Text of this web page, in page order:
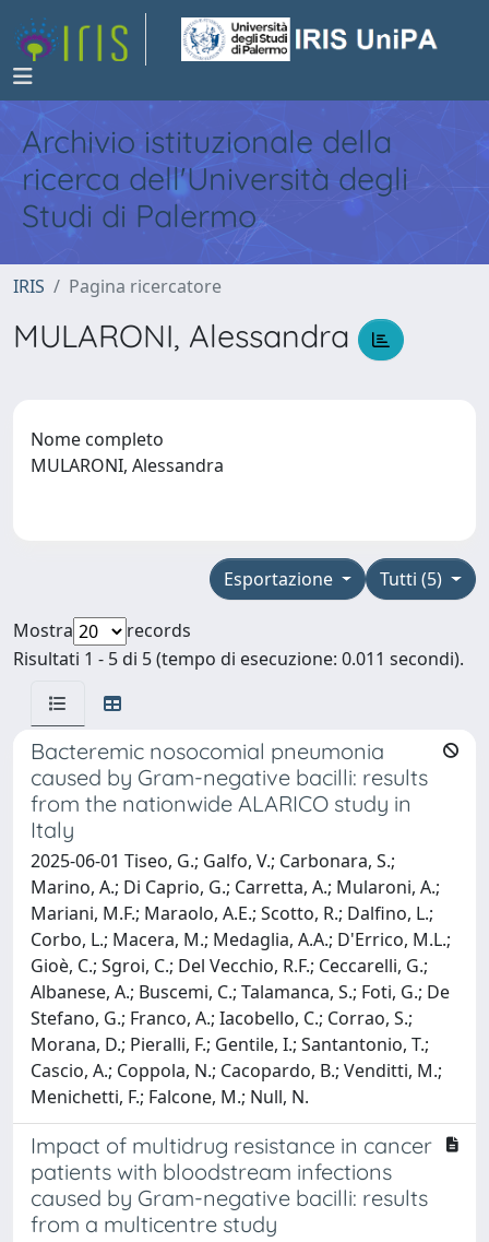
Archivio istituzionale della
ricerca dell'Università degli
Studi di Palermo
IRIS Pagina ricercatore
MULARONI, Alessandra
Nome completo
MULARONI, Alessandra
Tutti (5)
Esportazione
Mostra
records
Risultati 1 - 5 di 5 (tempo di esecuzione: 0.011 secondi).
Bacteremic nosocomial pneumonia
caused by Gram-negative bacilli: results
from the nationwide ALARICO study in
Italy
2025-06-01 Tiseo, G.; Galfo, V.; Carbonara, S.;
Marino, A.; Di Caprio, G.; Carretta, A.; Mularoni, A.;
Mariani, M.F.; Maraolo, A.E.; Scotto, R.; Dalfino, L.;
Corbo, L.; Macera, M.; Medaglia, A.A.; D'Errico, M.L.;
Gioè, C.; Sgroi, C.; Del Vecchio, R.F.; Ceccarelli, G.;
Albanese, A.; Buscemi, C.; Talamanca, S.; Foti, G.; De
Stefano, G.; Franco, A.; Iacobello, C.; Corrao, S.;
Morana, D.; Pieralli, F.; Gentile, I.; Santantonio, T.;
Cascio, A.; Coppola, N.; Cacopardo, B.; Venditti, M.;
Menichetti, F.; Falcone, M.; Null, N.
Impact of multidrug resistance in cancer
patients with bloodstream infections
caused by Gram-negative bacilli: results
from a multicentre study